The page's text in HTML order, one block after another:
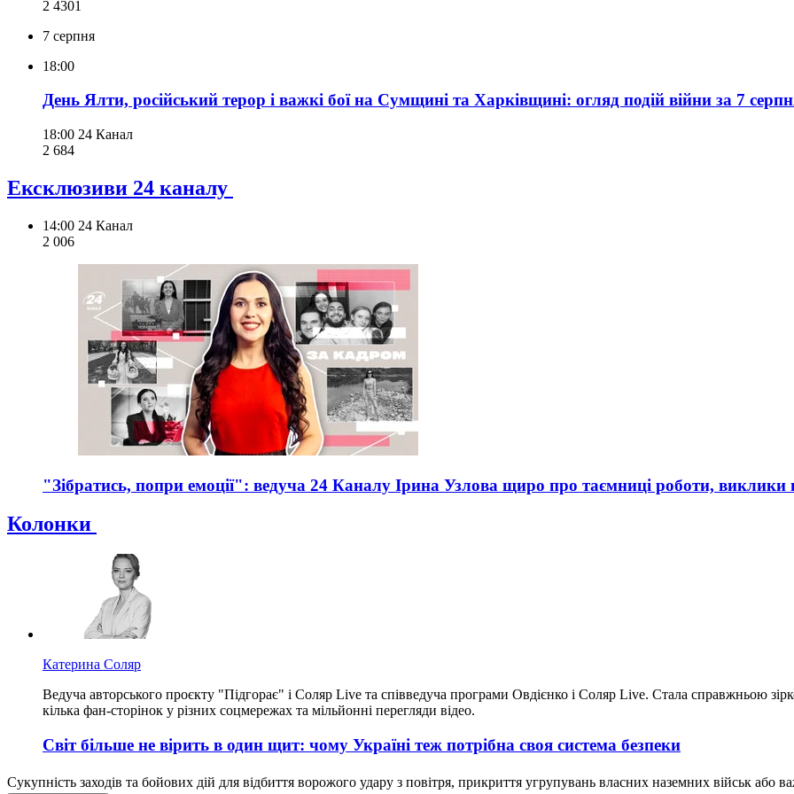
2 4301
7 серпня
18:00
День Ялти, російський терор і важкі бої на Сумщині та Харківщині: огляд подій війни за 7
18:00 24 Канал
2 684
Ексклюзиви 24 каналу
14:00 24 Канал
2 006
"Зібратись, попри емоції": ведуча 24 Каналу Ірина Узлова щиро про таємниці роботи, виклики
Колонки
Катерина Соляр
Ведуча авторського проєкту "Підгорає" і Соляр Live та співведуча програми Овдієнко і Соляр Live. Стала справжньою
кілька фан-сторінок у різних соцмережах та мільйонні перегляди відео.
Світ більше не вірить в один щит: чому Україні теж потрібна своя система безпеки
Сукупність заходів та бойових дій для відбиття ворожого удару з повітря, прикриття угрупувань власних наземних військ або